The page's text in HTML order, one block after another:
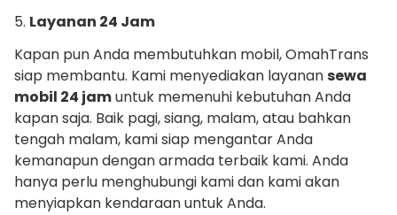
5. Layanan 24 Jam
Kapan pun Anda membutuhkan mobil, OmahTrans
siap membantu. Kami menyediakan layanansewa
mobil 24 jamuntuk memenuhi kebutuhan Anda
kapan saja. Baik pagi, siang, malam, atau bahkan
tengah malam, kami siap mengantar Anda
kemanapun dengan armada terbaik kami. Anda
hanya perlu menghubungi kami dan kami akan
menyiapkan kendaraan untuk Anda.